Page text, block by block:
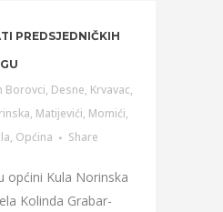
PREDSJEDNIČKIH
Borovci, Desne, Krvavac,
, Matijevići, Momići,
, Općina Share
općini Kula Norinska
Kolinda Grabar-